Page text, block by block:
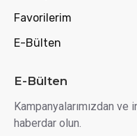
Favorilerim
E-Bülten
E-Bülten
Kampanyalarımızdan
haberdar olun.